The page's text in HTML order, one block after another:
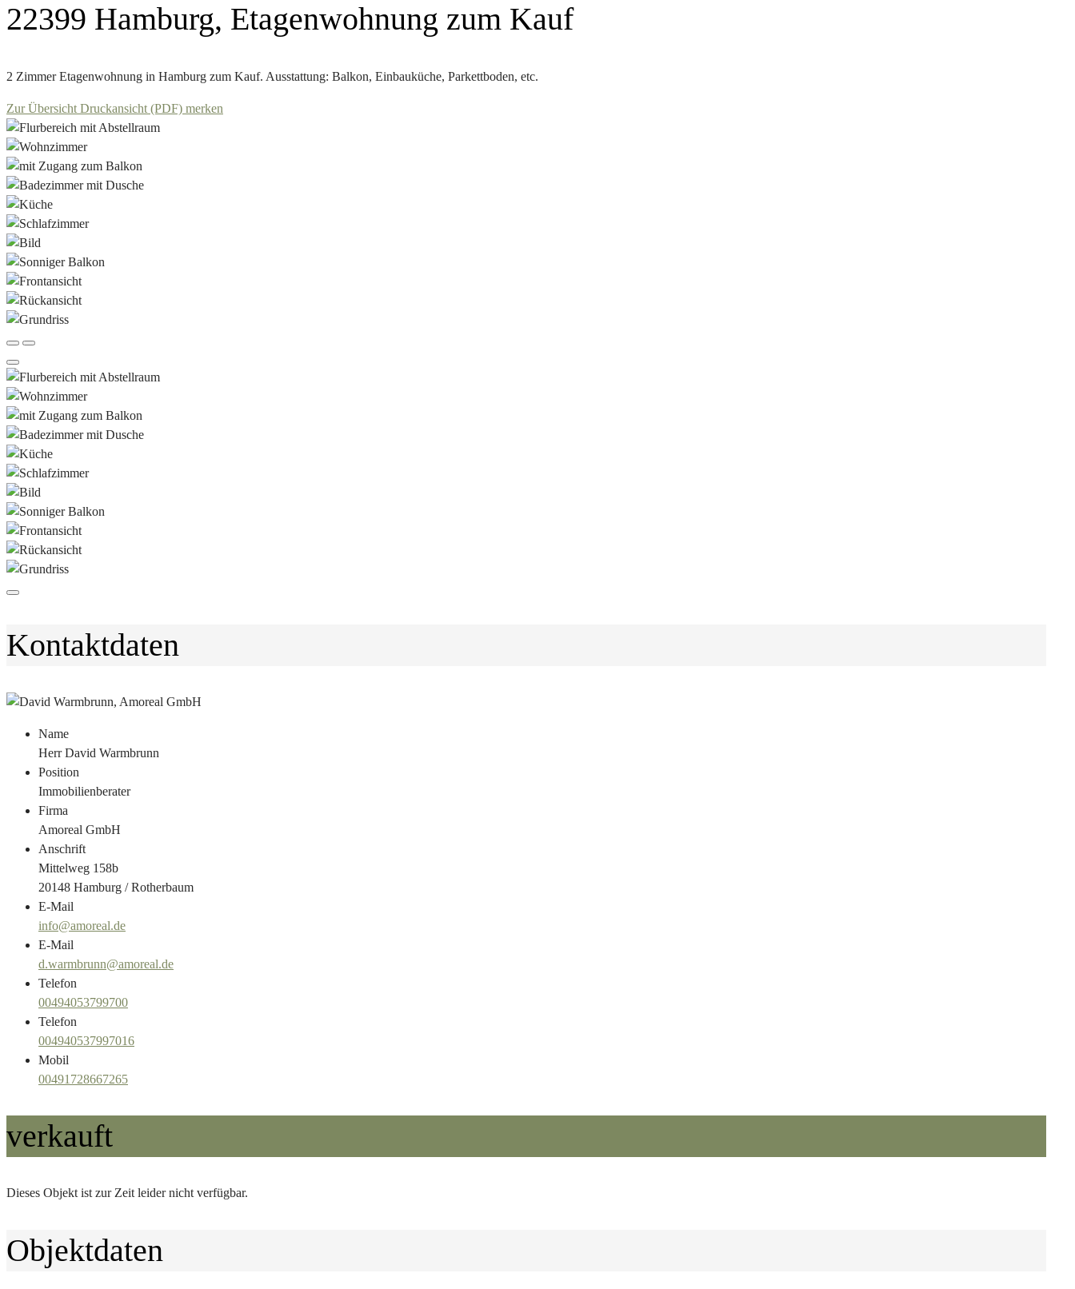
22399 Hamburg, Etagenwohnung zum Kauf
2 Zimmer Etagenwohnung in Hamburg zum Kauf. Ausstattung: Balkon, Einbauküche, Parkettboden, etc.
Zur Übersicht Druckansicht (PDF) merken
Kontaktdaten
Name
Herr David Warmbrunn
Position
Immobilienberater
Firma
Amoreal GmbH
Anschrift
Mittelweg 158b
20148 Hamburg / Rotherbaum
E-Mail
info@amoreal.de
E-Mail
d.warmbrunn@amoreal.de
Telefon
00494053799700
Telefon
004940537997016
Mobil
00491728667265
verkauft
Dieses Objekt ist zur Zeit leider nicht verfügbar.
Objektdaten